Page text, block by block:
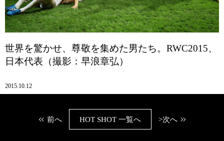
世界を驚かせ、尊敬を集めた男たち。RWC2015、
日本代表（撮影：早浪章弘）
2015.10.12
前へ HOT SHOT 一覧へ >次へ